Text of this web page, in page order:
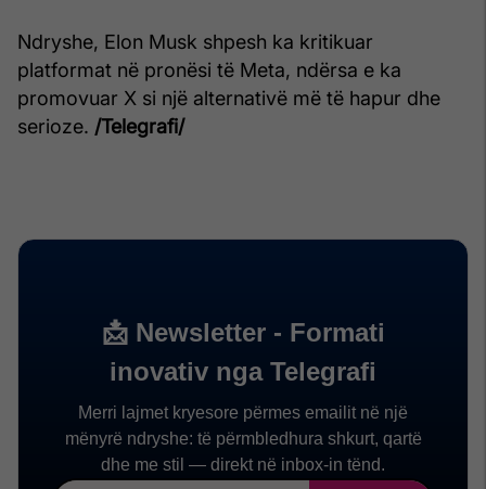
Ndryshe, Elon Musk shpesh ka kritikuar
platformat në pronësi të Meta, ndërsa e ka
promovuar X si një alternativë më të hapur dhe
serioze. /Telegrafi/